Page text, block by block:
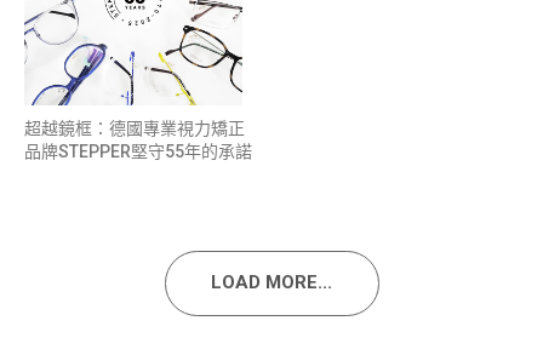
超越鏡框：德國專業視力矯正
品牌STEPPER堅守55年的承諾
LOAD MORE...